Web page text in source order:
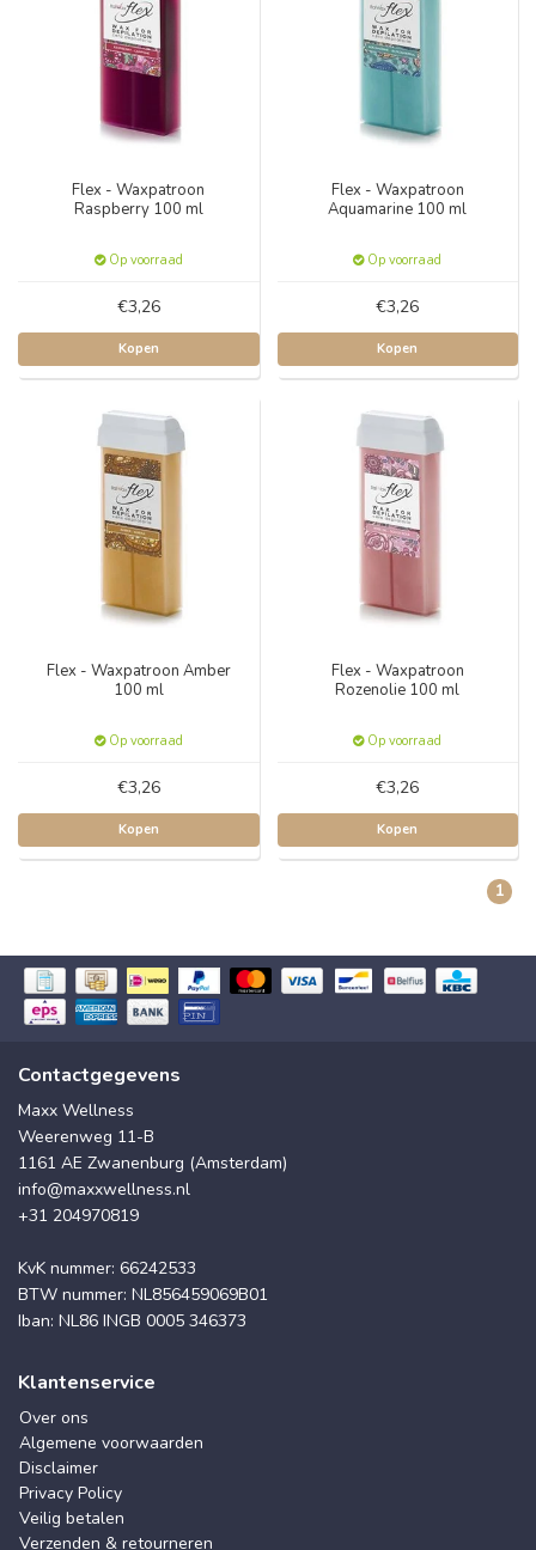
Flex - Waxpatroon
Raspberry 100 ml
Op voorraad
€3,26
Kopen
Flex - Waxpatroon
Aquamarine 100 ml
Op voorraad
€3,26
Kopen
Flex - Waxpatroon Amber
100 ml
Op voorraad
€3,26
Kopen
Flex - Waxpatroon
Rozenolie 100 ml
Op voorraad
€3,26
Kopen
1
Contactgegevens
Maxx Wellness
Weerenweg 11-B
1161 AE Zwanenburg (Amsterdam)
info@maxxwellness.nl
+31 204970819
KvK nummer: 66242533
BTW nummer: NL856459069B01
Iban: NL86 INGB 0005 346373
Klantenservice
Over ons
Algemene voorwaarden
Disclaimer
Privacy Policy
Veilig betalen
Verzenden & retourneren